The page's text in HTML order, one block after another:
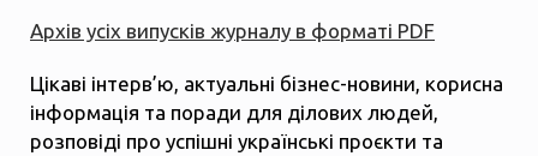
Архів усіх випусків журналу в форматі PDF
Цікаві інтерв’ю, актуальні бізнес-новини, корисна
інформація та поради для ділових людей,
розповіді про успішні українські проєкти та